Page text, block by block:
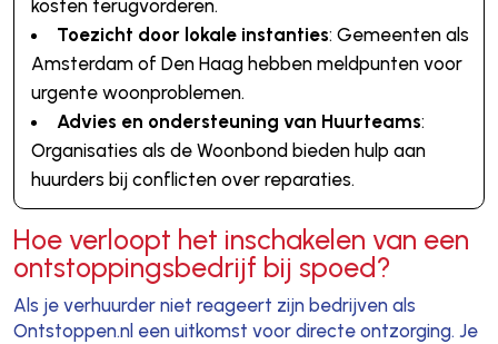
kosten terugvorderen.
Toezicht door lokale instanties: Gemeenten als
Amsterdam of Den Haag hebben meldpunten voor
urgente woonproblemen.
Advies en ondersteuning van Huurteams:
Organisaties als de Woonbond bieden hulp aan
huurders bij conflicten over reparaties.
Hoe verloopt het inschakelen van een
ontstoppingsbedrijf bij spoed?
Als je verhuurder niet reageert zijn bedrijven als
Ontstoppen.nl een uitkomst voor directe ontzorging. Je